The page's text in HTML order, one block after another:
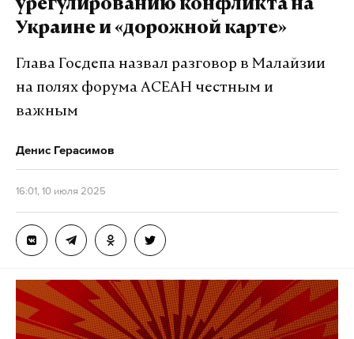
урегулированию конфликта на
Украине и «дорожной карте»
Глава Госдепа назвал разговор в Малайзии
на полях форума АСЕАН честным и
важным
Денис Герасимов
16:01, 10 июля 2025